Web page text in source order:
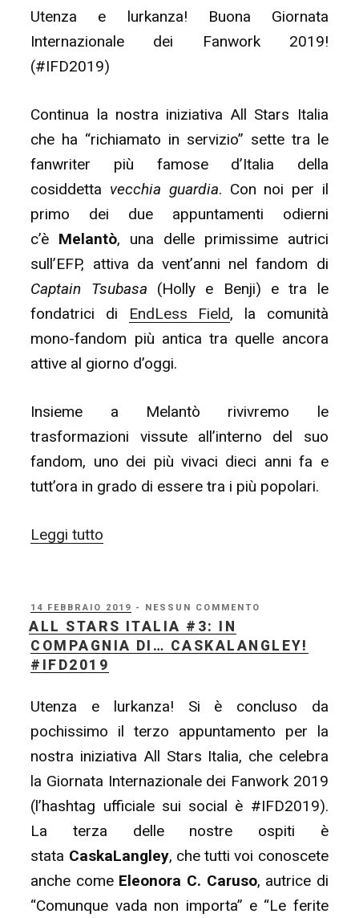
Axia!
#IFD2019”
Utenza e lurkanza! Buona Giornata
Internazionale dei Fanwork 2019!
(#IFD2019)
Continua la nostra iniziativa All Stars Italia
che ha “richiamato in servizio” sette tra le
fanwriter più famose d’Italia della
cosiddetta vecchia guardia. Con noi per il
primo dei due appuntamenti odierni
c’è Melantò, una delle primissime autrici
sull’EFP, attiva da vent’anni nel fandom di
Captain Tsubasa (Holly e Benji) e tra le
fondatrici di
EndLess Field, la comunità
mono-fandom più antica tra quelle ancora
attive al giorno d’oggi.
Insieme a Melantò rivivremo le
trasformazioni vissute all’interno del suo
fandom, uno dei più vivaci dieci anni fa e
tutt’ora in grado di essere tra i più popolari.
Leggi tutto
#4:
Due
tiri
pallone
con…
Melantò!
#IFD2019”
PUBBLICATO
IL
14 FEBBRAIO 2019 - NESSUN COMMENTO
ALL STARS ITALIA #3: IN
COMPAGNIA DI… CASKALANGLEY!
#IFD2019
Utenza e lurkanza! Si è concluso da
pochissimo il terzo appuntamento per la
nostra iniziativa All Stars Italia, che celebra
la Giornata Internazionale dei Fanwork 2019
(l’hashtag ufficiale sui social è #IFD2019).
La terza delle nostre ospiti è
stata CaskaLangley, che tutti voi conoscete
anche come Eleonora C. Caruso, autrice di
“Comunque vada non importa” e “Le ferite